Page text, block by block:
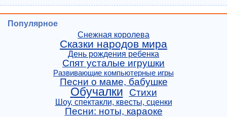
Популярное
Снежная королева
Сказки народов мира
День рождения ребенка
Спят усталые игрушки
Развивающие компьютерные игры
Песни о маме, бабушке
Обучалки Стихи
Шоу, спектакли, квесты, сценки
Песни: ноты, караоке